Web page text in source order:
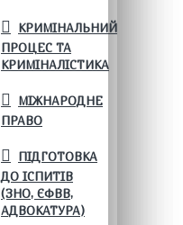
КРИМІНАЛЬНИЙ
ПРОЦЕС ТА
КРИМІНАЛІСТИКА
МІЖНАРОДНЕ
ПРАВО
ПІДГОТОВКА
ДО ІСПИТІВ
(ЗНО, ЄФВВ,
АДВОКАТУРА)